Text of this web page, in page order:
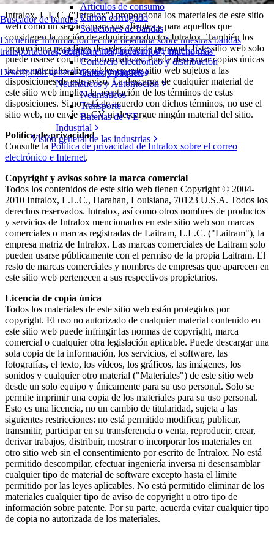
Buscador de bandas
Encuentre Información técnica detallada sobre nuestras bandas
transportadoras, componentes, accesorios y mucho más
Descripción general de los productos
Artículos de consumo
Cartón corrugado
Soluciones de bandas
Logística y manipulación de materiales
Comercio electrónico y distribución
Cartas y paquetes
Neumáticos y Automoción
Neumáticos
Transporte
Baterías de VE
Industrial
Visión general de las industrias
Intralox, L.L.C. ("Intralox") proporciona los materiales de este sitio
web como un servicio para sus clientes y para aquellos que
consideren la opción de adquirir productos Intralox. También los
proporciona para fines de selección de personal. Este sitio web solo
puede usarse con fines informativos. Puede descargar copias únicas
de los materiales disponibles en este sitio web sujetos a las
disposiciones de este aviso. La descarga de cualquier material de
este sitio web implica la aceptación de los términos de estas
disposiciones. Si no está de acuerdo con dichos términos, no use el
sitio web, no envíe su CV ni descargue ningún material del sitio.
Política de privacidad
Consulte laPolítica de privacidad de Intralox sobre el correo
electrónico e Internet.
Copyright y avisos sobre la marca comercial
Todos los contenidos de este sitio web tienen Copyright © 2004-
2010 Intralox, L.L.C., Harahan, Louisiana, 70123 U.S.A. Todos los
derechos reservados. Intralox, así como otros nombres de productos
y servicios de Intralox mencionados en este sitio web son marcas
comerciales o marcas registradas de Laitram, L.L.C. ("Laitram"), la
empresa matriz de Intralox. Las marcas comerciales de Laitram solo
pueden usarse públicamente con el permiso de la propia Laitram. El
resto de marcas comerciales y nombres de empresas que aparecen en
este sitio web pertenecen a sus respectivos propietarios.
Licencia de copia única
Todos los materiales de este sitio web están protegidos por
copyright. El uso no autorizado de cualquier material contenido en
este sitio web puede infringir las normas de copyright, marca
comercial o cualquier otra legislación aplicable. Puede descargar una
sola copia de la información, los servicios, el software, las
fotografías, el texto, los vídeos, los gráficos, las imágenes, los
sonidos y cualquier otro material ("Materiales") de este sitio web
desde un solo equipo y únicamente para su uso personal. Solo se
permite imprimir una copia de los materiales para su uso personal.
Esto es una licencia, no un cambio de titularidad, sujeta a las
siguientes restricciones: no está permitido modificar, publicar,
transmitir, participar en su transferencia o venta, reproducir, crear,
derivar trabajos, distribuir, mostrar o incorporar los materiales en
otro sitio web sin el consentimiento por escrito de Intralox. No está
permitido descompilar, efectuar ingeniería inversa ni desensamblar
cualquier tipo de material de software excepto hasta el límite
permitido por las leyes aplicables. No está permitido eliminar de los
materiales cualquier tipo de aviso de copyright u otro tipo de
información sobre patente. Por su parte, acuerda evitar cualquier tipo
de copia no autorizada de los materiales.